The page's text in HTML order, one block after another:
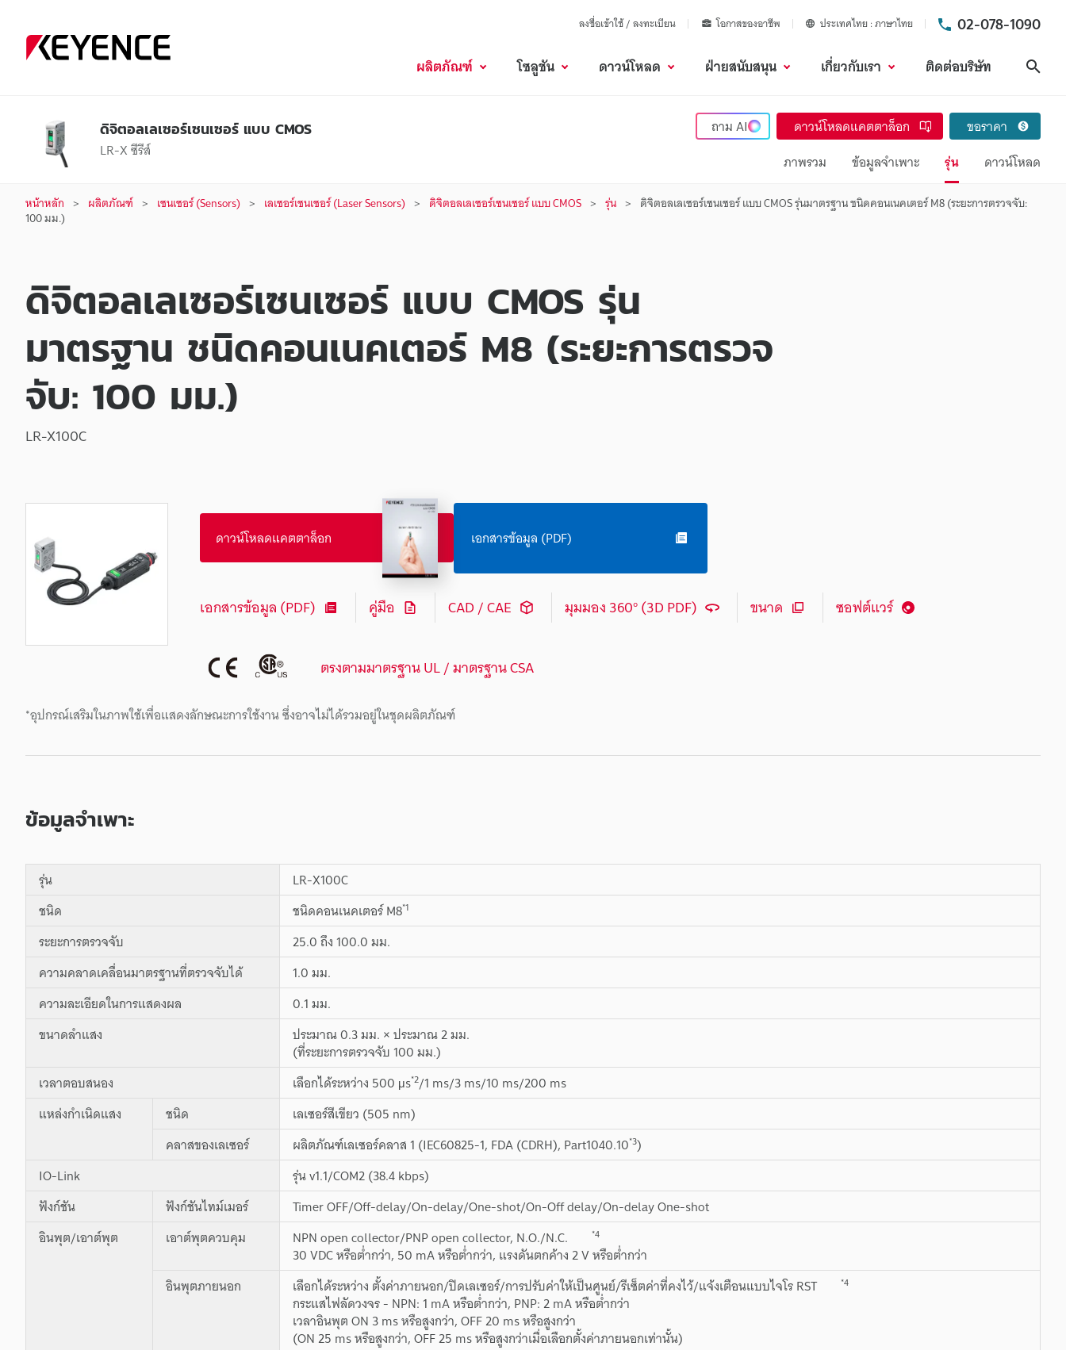
ลงชื่อเข้าใช้ / ลงทะเบียน โอกาสของอาชีพ ประเทศไทย ภาษาไทย 02-078-1090
ผลิตภัณฑ์ โซลูชัน ดาวน์โหลด ฝ่ายสนับสนุน เกี่ยวกับเรา ติดต่อบริษัท
ดิจิตอลเลเซอร์เซนเซอร์ แบบ CMOS
LR-X ซีรีส์
ถามAI ดาวน์โหลดแคตตาล็อก
ขอราคา
ภาพรวม
ข้อมูลจำเพาะ รุ่น ดาวน์โหลด
หน้าหลัก ผลิตภัณฑ์ เซนเซอร์ (Sensors) เลเซอร์เซนเซอร์ (Laser Sensors) ดิจิตอลเลเซอร์เซนเซอร์ แบบ CMOS รุ่น ดิจิตอลเลเซอร์เซนเซอร์ แบบ CMOS รุ่นมาตรฐาน ชนิดคอนเนคเตอร์ M8 (ระยะการตรวจจับ:
100 มม.)
ดิจิตอลเลเซอร์เซนเซอร์ แบบ CMOS รุ่น
มาตรฐาน ชนิดคอนเนคเตอร์ M8 (ระยะการตรวจ
จับ: 100 มม.)
LR-X100C
*อุปกรณ์เสริมในภาพใช้เพื่อแสดงลักษณะการใช้งาน ซึ่งอาจไม่ได้รวมอยู่ในชุดผลิตภัณฑ์
ดาวน์โหลดแคตตาล็อก เอกสารข้อมูล (PDF)
เอกสารข้อมูล (PDF) คู่มือ CAD / CAE มุมมอง 360° (3D PDF) ขนาด ซอฟต์แวร์
ตรงตามมาตรฐาน UL / มาตรฐาน CSA
ข้อมูลจำเพาะ
รุ่น
LR-X100C
ชนิด
ชนิดคอนเนคเตอร์ M8*1
ระยะการตรวจจับ
25.0 ถึง 100.0 มม.
ความคลาดเคลื่อนมาตรฐานที่ตรวจจับได้
1.0 มม.
ความละเอียดในการแสดงผล
0.1 มม.
ขนาดลำแสง
ประมาณ 0.3 มม. × ประมาณ 2 มม.
(ที่ระยะการตรวจจับ 100 มม.)
เวลาตอบสนอง
เลือกได้ระหว่าง 500 μs*2/1 ms/3 ms/10 ms/200 ms
แหล่งกำเนิดแสง
ชนิด
เลเซอร์สีเขียว (505 nm)
คลาสของเลเซอร์
ผลิตภัณฑ์เลเซอร์คลาส 1 (IEC60825-1, FDA (CDRH), Part1040.10*3)
IO-Link
รุ่น v1.1/COM2 (38.4 kbps)
ฟังก์ชัน
ฟังก์ชันไทม์เมอร์
Timer OFF/Off-delay/On-delay/One-shot/On-Off delay/On-delay One-shot
อินพุต/เอาต์พุต
เอาต์พุตควบคุม NPN open collector/PNP open collector, N.O./N.C. *4
30 VDC หรือต่ำกว่า, 50 mA หรือต่ำกว่า, แรงดันตกค้าง 2 V หรือต่ำกว่า
อินพุตภายนอก
เลือกได้ระหว่าง ตั้งค่าภายนอก/ปิดเลเซอร์/การปรับค่าให้เป็นศูนย์/รีเซ็ตค่าที่คงไว้/แจ้งเตือนแบบไจโร RST *4
กระแสไฟลัดวงจร - NPN: 1 mA หรือต่ำกว่า, PNP: 2 mA หรือต่ำกว่า
เวลาอินพุต ON 3 ms หรือสูงกว่า, OFF 20 ms หรือสูงกว่า
(ON 25 ms หรือสูงกว่า, OFF 25 ms หรือสูงกว่าเมื่อเลือกตั้งค่าภายนอกเท่านั้น)